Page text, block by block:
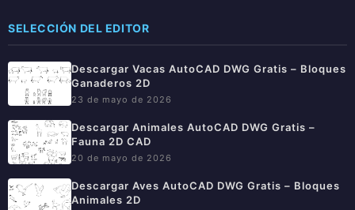
SELECCIÓN DEL EDITOR
Descargar Vacas AutoCAD DWG Gratis – Bloques
Ganaderos 2D
23 de mayo de 2026
Descargar Animales AutoCAD DWG Gratis –
Fauna 2D CAD
20 de mayo de 2026
Descargar Aves AutoCAD DWG Gratis – Bloques
Animales 2D